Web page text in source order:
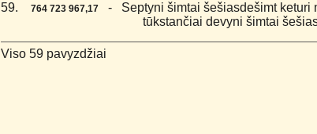
59.
764 723 967,17
- Septyni šimtai šešiasdešimt keturi
tūkstančiai devyni šimtai
Viso 59 pavyzdžiai